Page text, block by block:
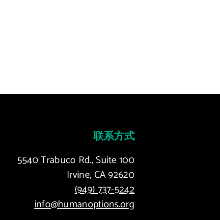
联系方式
5540 Trabuco Rd., Suite 100
Irvine, CA 92620
(949) 737-5242
info@humanoptions.org